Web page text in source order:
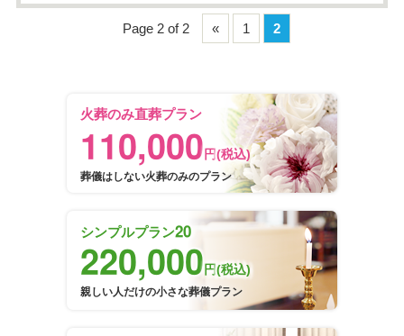
Page 2 of 2 « 1 2
火葬のみ直葬プラン
110,000 円(税込)
葬儀はしない火葬のみのプラン
シンプルプラン20
220,000円(税込)
親しい人だけの小さな葬儀プラン